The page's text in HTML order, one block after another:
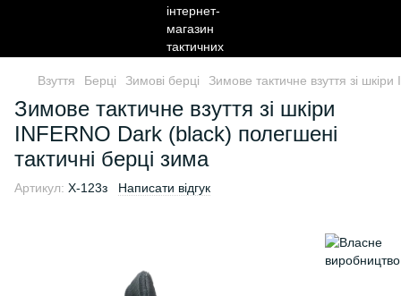
Взуття Берці Зимові берці Зимове тактичне взуття зі
Зимове тактичне взуття зі шкіри
INFERNO Dark (black) полегшені
тактичні берці зима
Артикул: X-123з Написати відгук